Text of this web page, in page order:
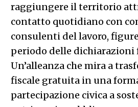
raggiungere il territorio
contatto quotidiano con
consulenti del lavoro,
periodo delle dichiarazioni
Un’alleanza che mira a
fiscale gratuita in una
partecipazione civica a